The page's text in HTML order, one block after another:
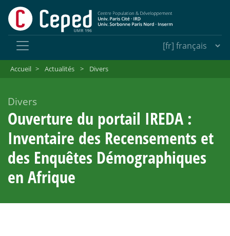
Accueil > Actualités > Divers
Divers
Ouverture du portail IREDA :
Inventaire des Recensements et
des Enquêtes Démographiques
en Afrique